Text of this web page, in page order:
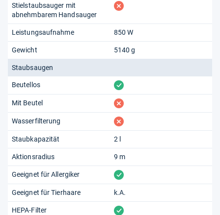
Stielstaubsauger mit
abnehmbarem Handsauger
fehlt
Leistungsaufnahme 850 W
Gewicht 5140 g
Staubsaugen
Beutellos vorhanden
Mit Beutel fehlt
Wasserfilterung fehlt
Staubkapazität 2 l
Aktionsradius 9 m
Geeignet für Allergiker vorhanden
Geeignet für Tierhaare k.A.
HEPA-Filter vorhanden